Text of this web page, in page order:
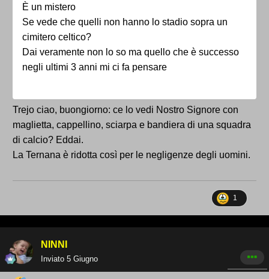
È un mistero
Se vede che quelli non hanno lo stadio sopra un
cimitero celtico?
Dai veramente non lo so ma quello che è successo
negli ultimi 3 anni mi ci fa pensare
Trejo ciao, buongiorno: ce lo vedi Nostro Signore con
maglietta, cappellino, sciarpa e bandiera di una squadra
di calcio? Eddai.
La Ternana è ridotta così per le negligenze degli uomini.
1
NINNI
Inviato 5 Giugno